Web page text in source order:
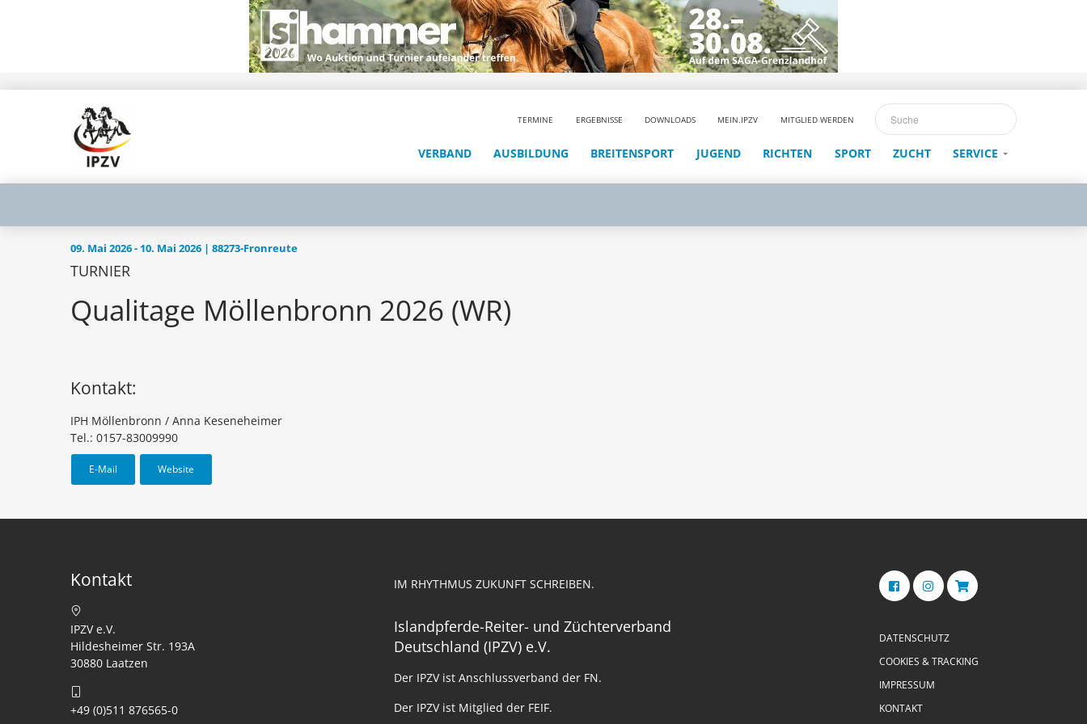
TERMINE ERGEBNISSE DOWNLOADS MEIN.IPZV MITGLIED WERDEN
VERBAND AUSBILDUNG BREITENSPORT JUGEND RICHTEN SPORT ZUCHT SERVICE
09. Mai 2026 - 10. Mai 2026 | 88273-Fronreute
TURNIER
Qualitage Möllenbronn 2026 (WR)
Kontakt:
IPH Möllenbronn / Anna Keseneheimer
Tel.: 0157-83009990
E-Mail Website
Kontakt
IPZV e.V.
Hildesheimer Str. 193A
30880 Laatzen
+49 (0)511 876565-0
IM RHYTHMUS ZUKUNFT SCHREIBEN.
Islandpferde-Reiter- und Züchterverband
Deutschland (IPZV) e.V.
Der IPZV ist Anschlussverband der FN.
Der IPZV ist Mitglied der FEIF.
DATENSCHUTZ
COOKIES & TRACKING
IMPRESSUM
KONTAKT